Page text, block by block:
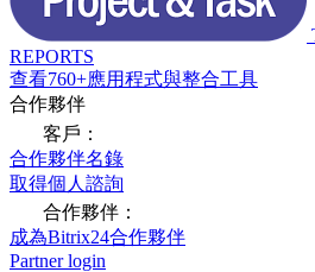
REPORTS
查看760+應用程式與整合工具
合作夥伴
客戶：
合作夥伴名錄
取得個人諮詢
合作夥伴：
成為Bitrix24合作夥伴
Partner login